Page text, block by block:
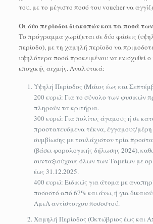
του, με το μέγιστο ποσό του voucher να
Οι δύο περίοδοι διακοπών και τα ποσά
Το πρόγραμμα χωρίζεται σε δύο φάσεις
περίοδο), με τη χαμηλή περίοδο να
υψηλότερα ποσά προκειμένου να ενισχυθεί ο
εποχικής αιχμής. Αναλυτικά:
Υψηλή Περίοδος (Μάιος έως και
200 ευρώ: Για το σύνολο των φυσικών
πληρούν τα κριτήρια.
300 ευρώ: Για πολίτες άγαμους ή σε
προστατευόμενα τέκνα, έγγαμους/
συμβίωσης με τουλάχιστον τρία
(βάσει φορολογικής δήλωσης 2024),
συνταξιούχους όλων των Ταμείων με
έως 31.12.2025.
400 ευρώ: Ειδικώς για άτομα με
ποσοστό από 67% και άνω, ή για
ΑμεΑ αντίστοιχου ποσοστού.
Χαμηλή Περίοδος (Οκτώβριος έως και